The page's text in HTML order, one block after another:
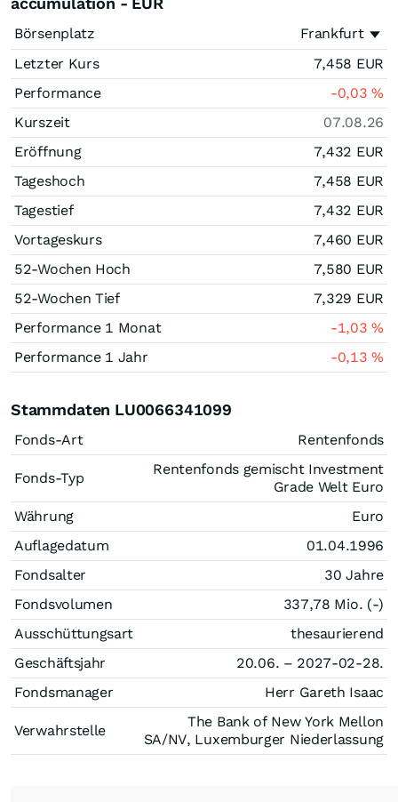
Börsenplatz
Frankfurt
Letzter Kurs
7,458 EUR
Performance
-0,03%
Kurszeit
07.08.26
Eröffnung
7,432 EUR
Tageshoch
7,458 EUR
Tagestief
7,432 EUR
Vortageskurs
7,460 EUR
52-Wochen Hoch
7,580 EUR
52-Wochen Tief
7,329 EUR
Performance 1 Monat
-1,03%
Performance 1 Jahr
-0,13%
Stammdaten LU0066341099
Fonds-Art Rentenfonds
Fonds-Typ
Rentenfonds gemischt Investment
Grade Welt Euro
Währung
Euro
Auflagedatum
01.04.1996
Fondsalter
30 Jahre
Fondsvolumen
337,78 Mio. (-)
Ausschüttungsart
thesaurierend
Geschäftsjahr
20.06. – 2027-02-28.
Fondsmanager
Herr Gareth Isaac
Verwahrstelle
The Bank of New York Mellon
SA/NV, Luxemburger Niederlassung